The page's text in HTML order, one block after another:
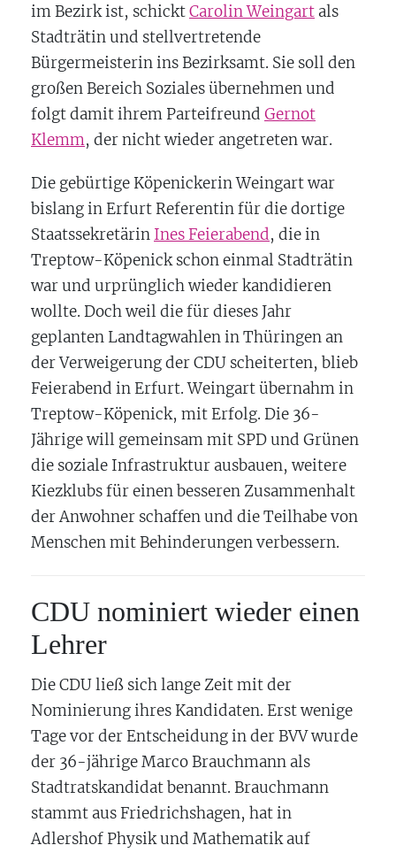
im Bezirk ist, schicktCarolin Weingart als
Stadträtin und stellvertretende
Bürgermeisterin ins Bezirksamt. Sie soll den
großen Bereich Soziales übernehmen und
folgt damit ihrem Parteifreund Gernot
Klemm, der nicht wieder angetreten war.
Die gebürtige Köpenickerin Weingart war
bislang in Erfurt Referentin für die dortige
Staatssekretärin Ines Feierabend, die in
Treptow-Köpenick schon einmal Stadträtin
war und urprünglich wieder kandidieren
wollte. Doch weil die für dieses Jahr
geplanten Landtagwahlen in Thüringen an
der Verweigerung der CDU scheiterten, blieb
Feierabend in Erfurt. Weingart übernahm in
Treptow-Köpenick, mit Erfolg. Die 36-
Jährige will gemeinsam mit SPD und Grünen
die soziale Infrastruktur ausbauen, weitere
Kiezklubs für einen besseren Zusammenhalt
der Anwohner schaffen und die Teilhabe von
Menschen mit Behinderungen verbessern.
CDU nominiert wieder einen
Lehrer
Die CDU ließ sich lange Zeit mit der
Nominierung ihres Kandidaten. Erst wenige
Tage vor der Entscheidung in der BVV wurde
der 36-jährige Marco Brauchmann als
Stadtratskandidat benannt. Brauchmann
stammt aus Friedrichshagen, hat in
Adlershof Physik und Mathematik auf